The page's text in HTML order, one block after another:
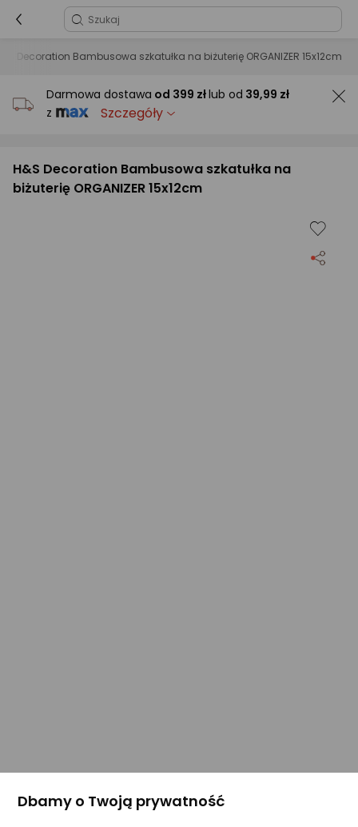
Decoration Bambusowa szkatułka na biżuterię ORGANIZER 15x12cm
Darmowa dostawa od 399 złlub od 39,99 zł
z
Szczegóły
H&S Decoration Bambusowa szkatułka na
biżuterię ORGANIZER 15x12cm
Dbamy o Twoją prywatność